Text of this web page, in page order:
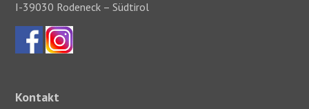
I-39030 Rodeneck – Südtirol
Kontakt